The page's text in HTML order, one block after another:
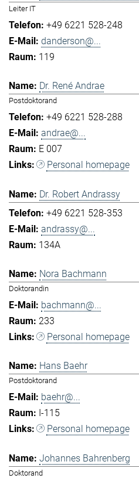
Leiter IT
+49 6221 528-248
danderson@...
119
Dr. René Andrae
Postdoktorand
+49 6221 528-288
andrae@...
E 007
Personal homepage
Dr. Robert Andrassy
+49 6221 528-353
andrassy@...
134A
Nora Bachmann
Doktorandin
bachmann@...
233
Personal homepage
Hans Baehr
Postdoktorand
baehr@...
I-115
Personal homepage
Johannes Bahrenberg
Doktorand